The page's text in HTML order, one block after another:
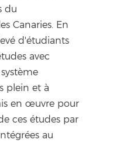
du
Canaries. En
d'étudiants
avec
plein et à
en œuvre pour
ces études par
au